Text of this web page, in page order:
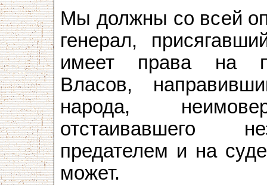
Мы должны со всей
генерал,
имеет права на
Власов,
народа,
отстаивавшего
предателем и на
может.